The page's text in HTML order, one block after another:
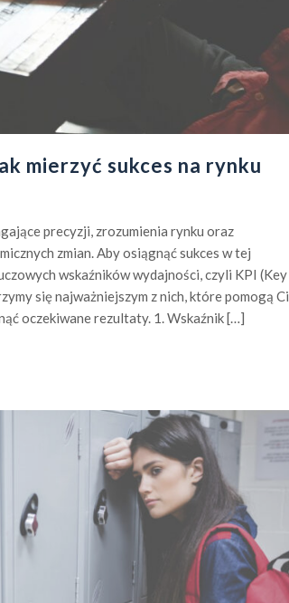
mierzyć sukces na rynku
precyzji, zrozumienia rynku oraz
zmian. Aby osiągnąć sukces w tej
wskaźników wydajności, czyli KPI (Key
się najważniejszym z nich, które pomogą Ci
oczekiwane rezultaty. 1. Wskaźnik […]